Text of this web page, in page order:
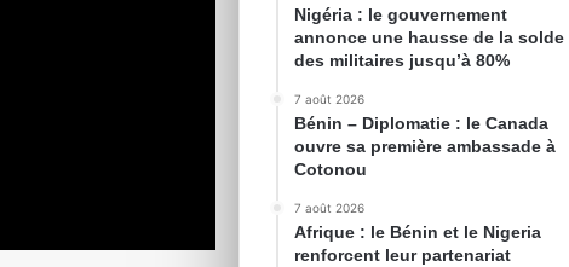
Nigéria : le gouvernement
annonce une hausse de la solde
des militaires jusqu’à 80%
7 août 2026
Bénin – Diplomatie : le Canada
ouvre sa première ambassade à
Cotonou
7 août 2026
Afrique : le Bénin et le Nigeria
renforcent leur partenariat